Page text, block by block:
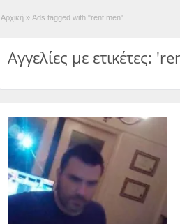
Αρχική » Ads tagged with "rent men"
Αγγελίες με ετικέτες: